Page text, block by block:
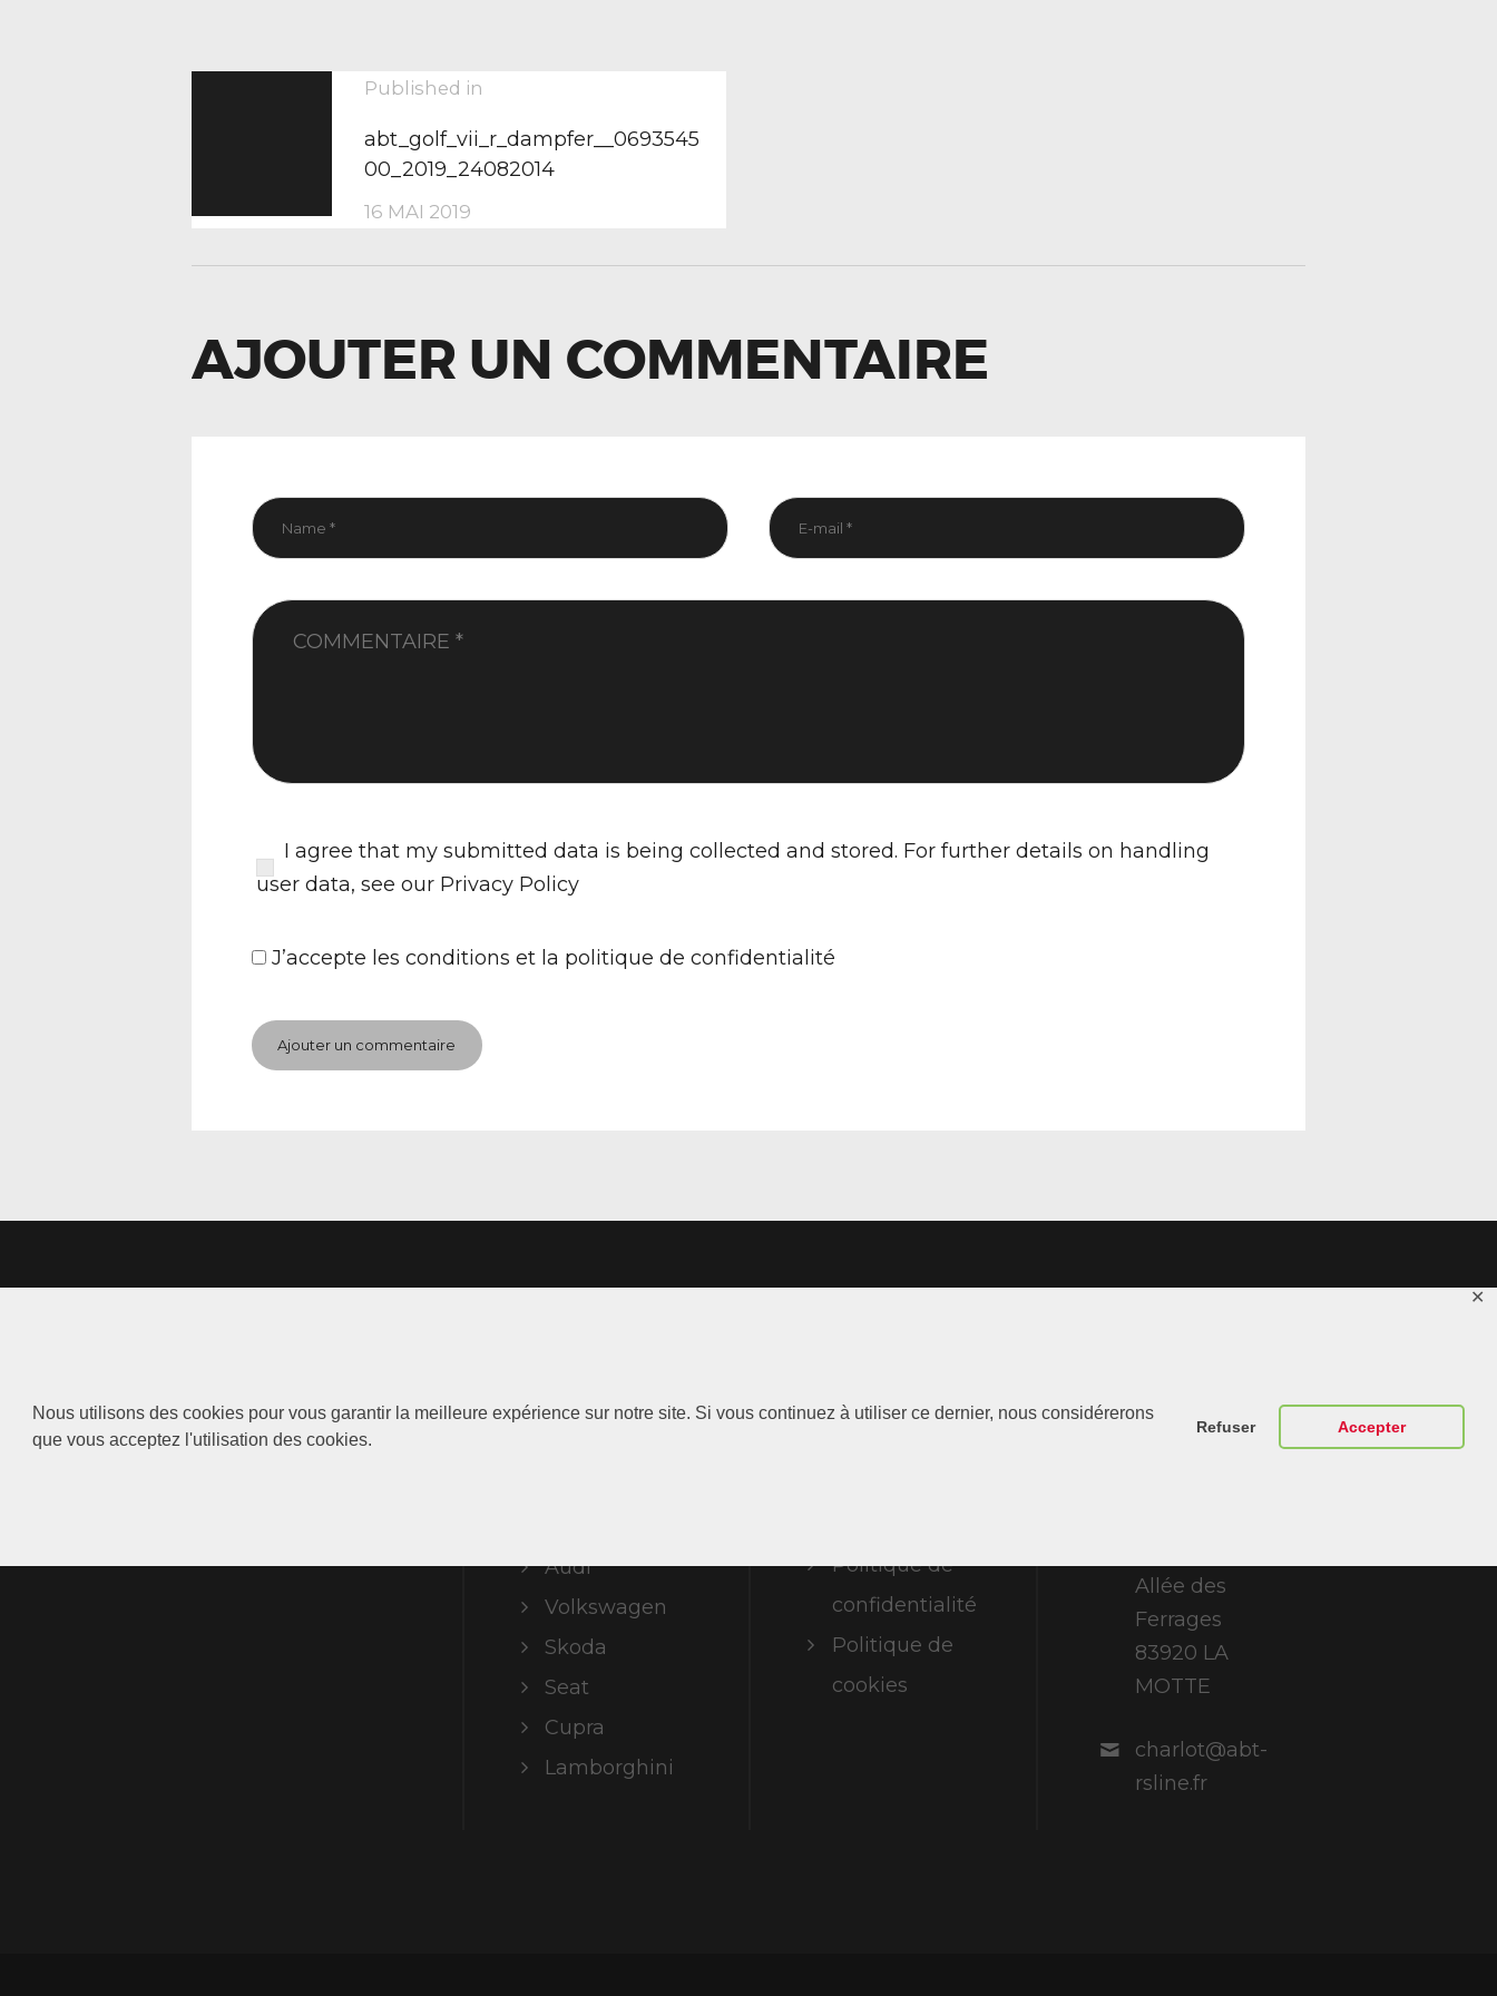
Nous utilisons des cookies pour vous garantir la meilleure expérience sur notre site. Si vous continuez à utiliser ce dernier, nous considérerons
que vous acceptez l'utilisation des cookies.
Refuser Accepter
✕
NAVIGATION
DE
L’ARTICLE
Published in
abt_golf_vii_r_dampfer__0693545
00_2019_24082014
16 MAI 2019
AJOUTER UN COMMENTAIRE
I agree that my submitted data is being collected and stored. For further details on handling
user data, see our Privacy Policy
J’accepte les conditions et la politique de confidentialité
Audi
Volkswagen
Skoda
Seat
Cupra
Lamborghini
Politique de
confidentialité
Politique de
cookies
Nous
Allée des
Ferrages
83920 LA
MOTTE
charlot@abt-
rsline.fr